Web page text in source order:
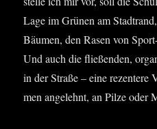
Lage im Grü­nen am
Bäu­men, den Rasen von
Und auch die flie­ßen­den,
in der Stra­ße – eine
men ange­lehnt, an Pil­ze oder